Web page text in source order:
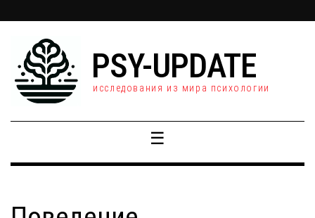
PSY-UPDATE
исследования из мира психологии
☰